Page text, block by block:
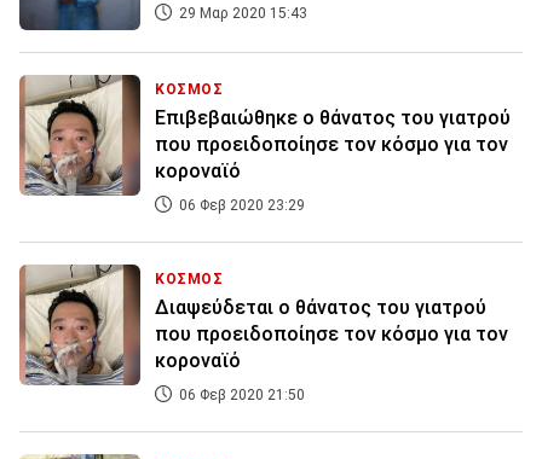
29 Μαρ 2020 15:43
ΚΟΣΜΟΣ
Επιβεβαιώθηκε ο θάνατος του γιατρού
που προειδοποίησε τον κόσμο για τον
κοροναϊό
06 Φεβ 2020 23:29
ΚΟΣΜΟΣ
Διαψεύδεται ο θάνατος του γιατρού
που προειδοποίησε τον κόσμο για τον
κοροναϊό
06 Φεβ 2020 21:50